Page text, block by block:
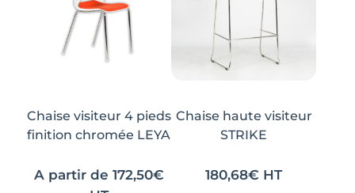
options
peuvent
être
la
page
produit
options
peuvent
être
la
page
produit
Chaise visiteur 4 pieds
finition chromée LEYA
A partir de 172,50€
Chaise haute visiteur
STRIKE
180,68€ HT